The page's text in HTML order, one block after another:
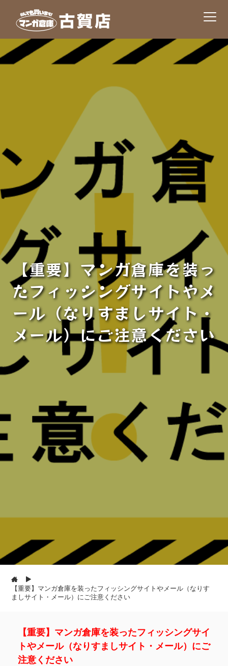
【重要】マンガ倉庫を装っ
たフィッシングサイトやメ
ール（なりすましサイト・
メール）にご注意ください
【重要】マンガ倉庫を装ったフィッシングサイトやメール（なりす
ましサイト・メール）にご注意ください
【重要】マンガ倉庫を装ったフィッシングサイ
トやメール（なりすましサイト・メール）にご
注意ください